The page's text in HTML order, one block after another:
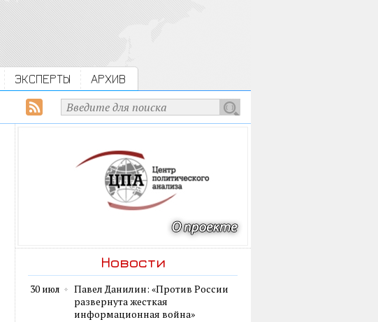
ЭКСПЕРТЫ АРХИВ
Новости
30 июл
Павел Данилин: «Против России
развернута жесткая
информационная война»